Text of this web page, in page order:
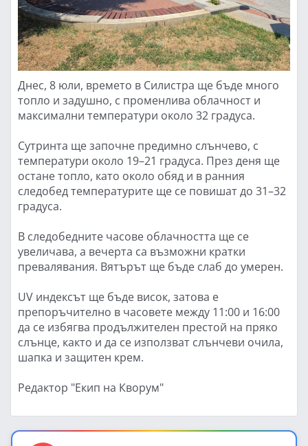
Днес, 8 юли, времето в Силистра ще бъде много
топло и задушно, с променлива облачност и
максимални температури около 32 градуса.
Сутринта ще започне предимно слънчево, с
температури около 19–21 градуса. През деня ще
остане топло, като около обяд и в ранния
следобед температурите ще се повишат до 31–32
градуса.
В следобедните часове облачността ще се
увеличава, а вечерта са възможни кратки
превалявания. Вятърът ще бъде слаб до умерен.
UV индексът ще бъде висок, затова е
препоръчително в часовете между 11:00 и 16:00
да се избягва продължителен престой на пряко
слънце, както и да се използват слънчеви очила,
шапка и защитен крем.
Редактор "Екип на Кворум"